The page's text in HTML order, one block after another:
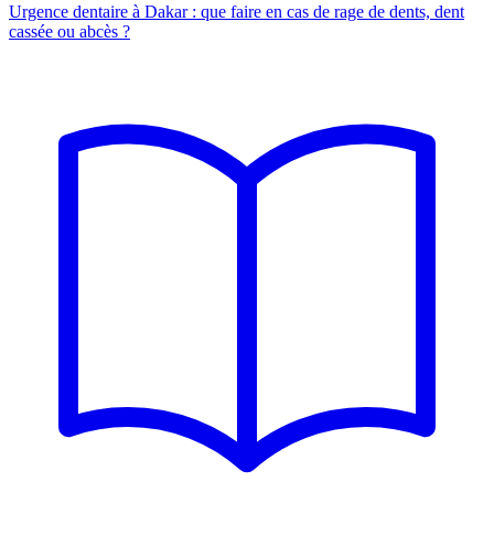
Urgence dentaire à Dakar : que faire en cas de rage de dents, dent
cassée ou abcès ?